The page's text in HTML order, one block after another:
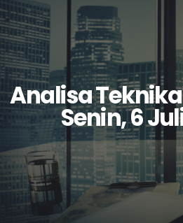
Analisa
Senin, 6